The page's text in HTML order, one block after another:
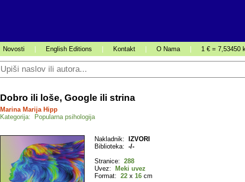
Novosti English Editions Kontakt O Nama 1 € = 7,53450
Dobro ili loše, Google ili strina
Marina Marija Hipp
Kategorija: Popularna psihologija
Nakladnik:
IZVORI
Biblioteka: -/-
Stranice: 288
Uvez:
Meki uvez
Format: 22 x 16 cm